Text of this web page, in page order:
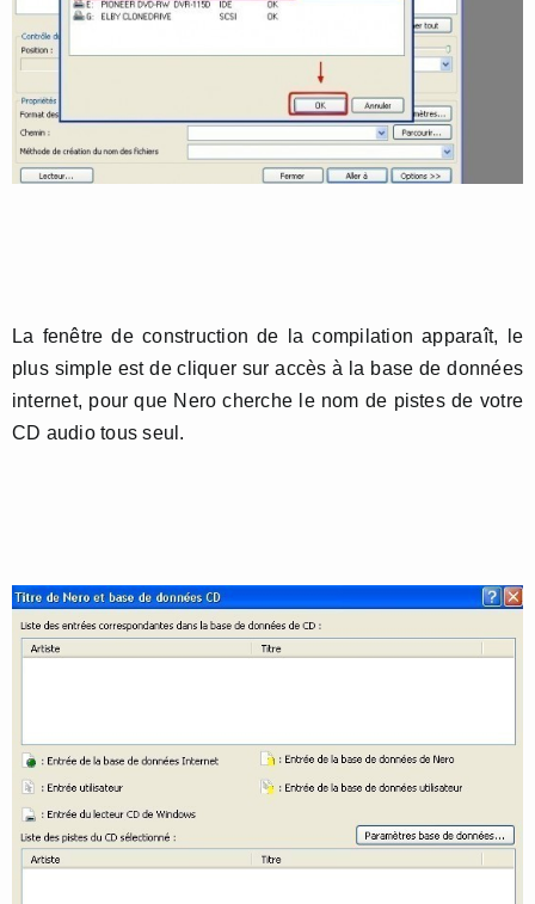
La fenêtre de construction de la compilation apparaît, le
plus simple est de cliquer sur accès à la base de données
internet, pour que Nero cherche le nom de pistes de votre
CD audio tous seul.